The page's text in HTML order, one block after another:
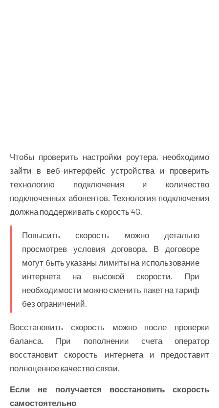
Чтобы проверить настройки роутера, необходимо
зайти в веб-интерфейс устройства и проверить
технологию подключения и количество
подключенных абонентов. Технология подключения
должна поддерживать скорость 4G.
Повысить скорость можно детально
просмотрев условия договора. В договоре
могут быть указаны лимиты на использование
интернета на высокой скорости. При
необходимости можно сменить пакет на тариф
без ограничений.
Восстановить скорость можно после проверки
баланса. При пополнении счета оператор
восстановит скорость интернета и предоставит
полноценное качество связи.
Если не получается восстановить скорость
самостоятельно